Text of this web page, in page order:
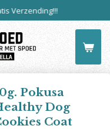
Verzending!!!
Pokusa
Dog
Coat